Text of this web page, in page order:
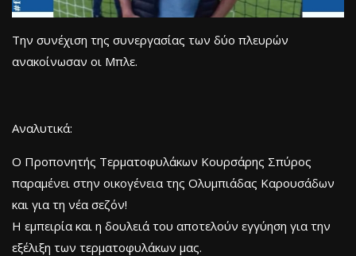
Tην συνέχιση της συνεργασίας των δύο πλευρών
ανακοίνωσαν οι Μπλε.
Αναλυτικά:
Ο Προπονητής Τερματοφυλάκων Κουρσάρης Σπύρος
παραμένει στην οικογένεια της Ολυμπιάδας Καρουσάδων
και για τη νέα σεζόν!
Η εμπειρία και η δουλειά του αποτελούν εγγύηση για την
εξέλιξη των τερματοφυλάκων μας.